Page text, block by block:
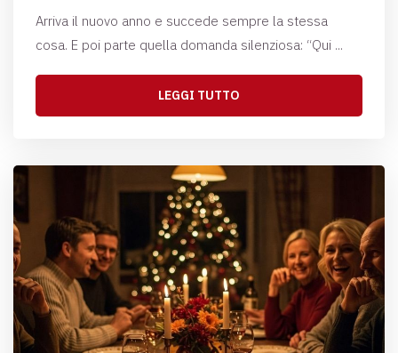
Arriva il nuovo anno e succede sempre la stessa
cosa. E poi parte quella domanda silenziosa: “Qui ...
LEGGI TUTTO